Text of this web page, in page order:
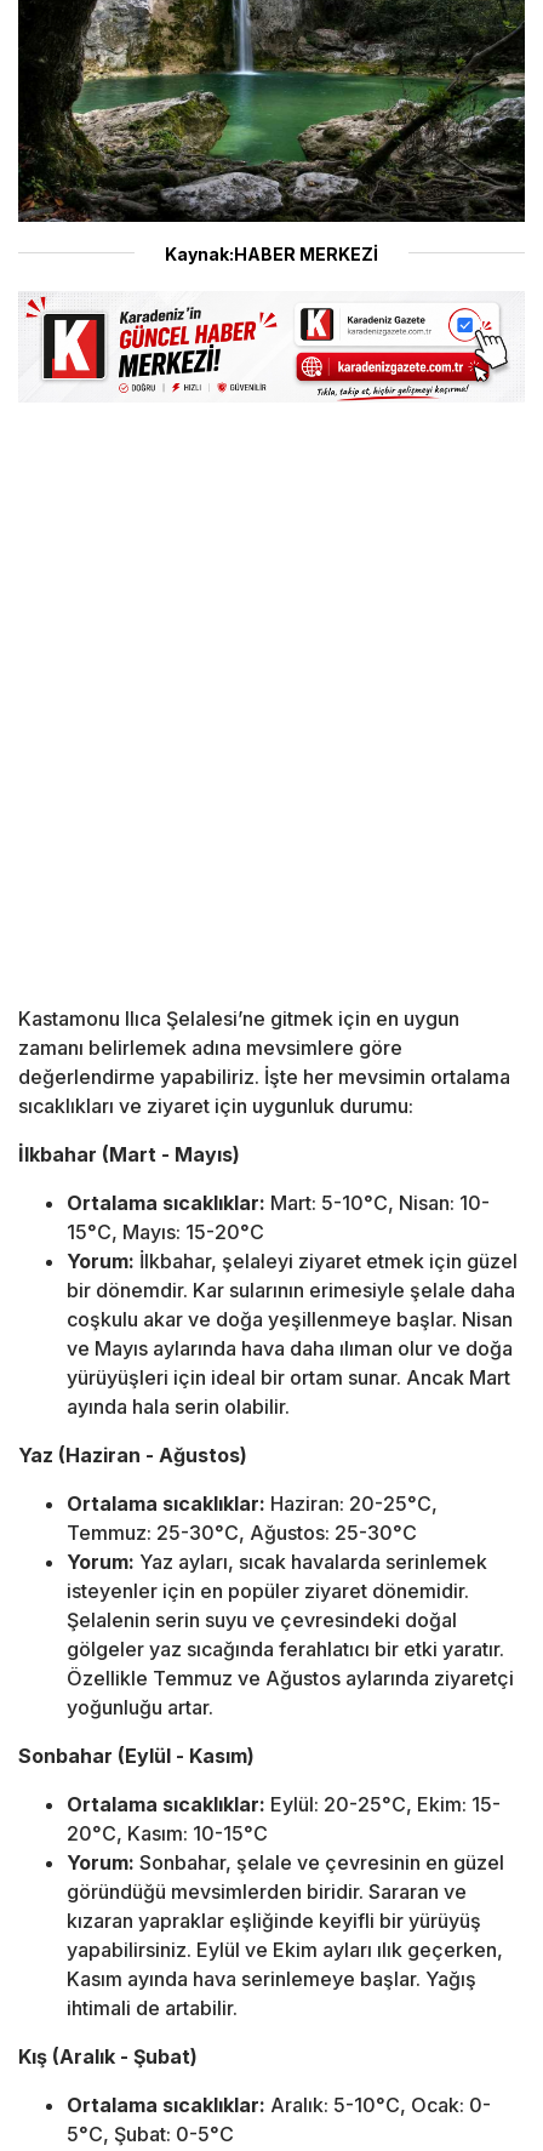
Kaynak:HABER MERKEZİ
Kastamonu Ilıca Şelalesi’ne gitmek için en uygun
zamanı belirlemek adına mevsimlere göre
değerlendirme yapabiliriz. İşte her mevsimin ortalama
sıcaklıkları ve ziyaret için uygunluk durumu:
İlkbahar (Mart - Mayıs)
Ortalama sıcaklıklar: Mart: 5-10°C, Nisan: 10-
15°C, Mayıs: 15-20°C
Yorum: İlkbahar, şelaleyi ziyaret etmek için güzel
bir dönemdir. Kar sularının erimesiyle şelale daha
coşkulu akar ve doğa yeşillenmeye başlar. Nisan
ve Mayıs aylarında hava daha ılıman olur ve doğa
yürüyüşleri için ideal bir ortam sunar. Ancak Mart
ayında hala serin olabilir.
Yaz (Haziran - Ağustos)
Ortalama sıcaklıklar: Haziran: 20-25°C,
Temmuz: 25-30°C, Ağustos: 25-30°C
Yorum: Yaz ayları, sıcak havalarda serinlemek
isteyenler için en popüler ziyaret dönemidir.
Şelalenin serin suyu ve çevresindeki doğal
gölgeler yaz sıcağında ferahlatıcı bir etki yaratır.
Özellikle Temmuz ve Ağustos aylarında ziyaretçi
yoğunluğu artar.
Sonbahar (Eylül - Kasım)
Ortalama sıcaklıklar: Eylül: 20-25°C, Ekim: 15-
20°C, Kasım: 10-15°C
Yorum: Sonbahar, şelale ve çevresinin en güzel
göründüğü mevsimlerden biridir. Sararan ve
kızaran yapraklar eşliğinde keyifli bir yürüyüş
yapabilirsiniz. Eylül ve Ekim ayları ılık geçerken,
Kasım ayında hava serinlemeye başlar. Yağış
ihtimali de artabilir.
Kış (Aralık - Şubat)
Ortalama sıcaklıklar: Aralık: 5-10°C, Ocak: 0-
5°C, Şubat: 0-5°C